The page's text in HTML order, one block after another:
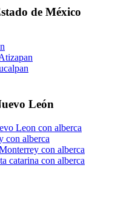
de México
León
Leon con alberca
con alberca
con alberca
catarina con alberca